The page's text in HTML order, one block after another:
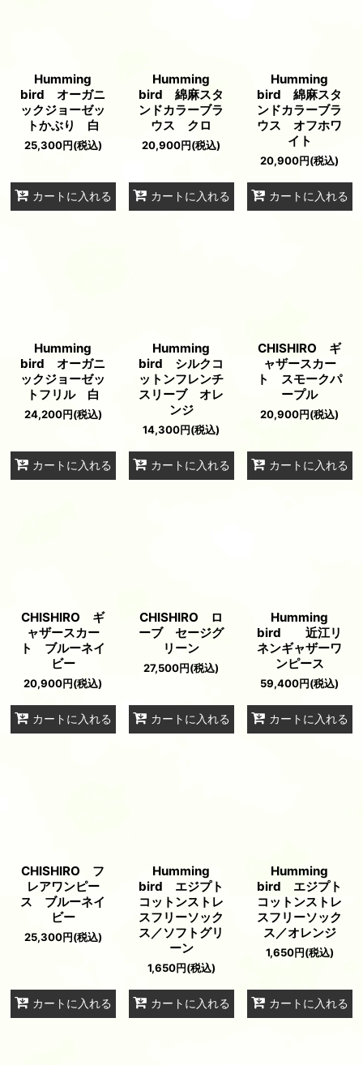
Humming
bird オーガニ
ックジョーゼッ
トかぶり 白
25,300円(税込)
カートに入れる
Humming
bird 綿麻スタ
ンドカラーブラ
ウス クロ
20,900円(税込)
カートに入れる
Humming
bird 綿麻スタ
ンドカラーブラ
ウス オフホワ
イト
20,900円(税込)
カートに入れる
Humming
bird オーガニ
ックジョーゼッ
トフリル 白
24,200円(税込)
カートに入れる
Humming
bird シルクコ
ットンフレンチ
スリーブ オレ
ンジ
14,300円(税込)
カートに入れる
CHISHIRO ギ
ャザースカー
ト スモークパ
ープル
20,900円(税込)
カートに入れる
CHISHIRO ギ
ャザースカー
ト ブルーネイ
ビー
20,900円(税込)
カートに入れる
CHISHIRO ロ
ーブ セージグ
リーン
27,500円(税込)
カートに入れる
Humming
bird 近江リ
ネンギャザーワ
ンピース
59,400円(税込)
カートに入れる
CHISHIRO フ
レアワンピー
ス ブルーネイ
ビー
25,300円(税込)
カートに入れる
Humming
bird エジプト
コットンストレ
スフリーソック
ス／ソフトグリ
ーン
1,650円(税込)
カートに入れる
Humming
bird エジプト
コットンストレ
スフリーソック
ス／オレンジ
1,650円(税込)
カートに入れる